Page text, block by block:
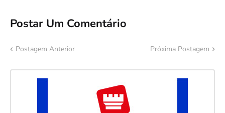
Postar Um Comentário
Postagem Anterior Próxima Postagem